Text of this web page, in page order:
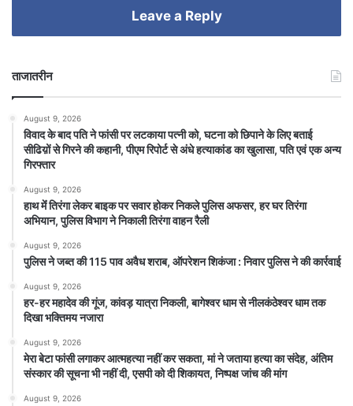
Leave a Reply
ताजातरीन
August 9, 2026
विवाद के बाद पति ने फांसी पर लटकाया पत्नी को, घटना को छिपाने के लिए बताई
सीढिय़ों से गिरने की कहानी, पीएम रिपोर्ट से अंधे हत्याकांड का खुलासा, पति एवं एक अन्य
गिरफ्तार
August 9, 2026
हाथ मेंं तिरंगा लेकर बाइक पर सवार होकर निकले पुलिस अफसर, हर घर तिरंगा
अभियान, पुलिस विभाग ने निकाली तिरंगा वाहन रैली
August 9, 2026
पुलिस ने जब्त की 115 पाव अवैध शराब, ऑपरेशन शिकंजा : निवार पुलिस ने की कार्रवाई
August 9, 2026
हर-हर महादेव की गूंज, कांवड़ यात्रा निकली, बागेश्वर धाम से नीलकंठेश्वर धाम तक
दिखा भक्तिमय नजारा
August 9, 2026
मेरा बेटा फांसी लगाकर आत्महत्या नहीं कर सकता, मां ने जताया हत्या का संदेह, अंतिम
संस्कार की सूचना भी नहीं दी, एसपी को दी शिकायत, निष्पक्ष जांच की मांग
August 9, 2026